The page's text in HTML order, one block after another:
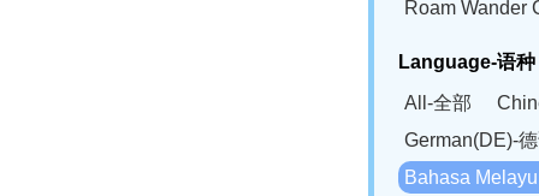
Roam Wander
Language-语种
All-全部
German(DE)-
Bahasa